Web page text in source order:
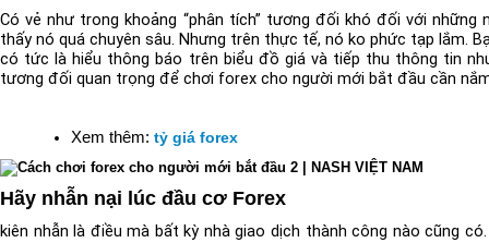
Có vẻ như trong khoảng “phân tích” tương đối khó đối với những
thấy nó quá chuyên sâu. Nhưng trên thực tế, nó ko phức tạp lắm.
có tức là hiểu thông báo trên biểu đồ giá và tiếp thu thông tin
tương đối quan trọng để chơi forex cho người mới bắt đầu cần
Xem thêm: tỷ giá forex
Hãy nhẫn nại lúc đầu cơ Forex
kiên nhẫn là điều mà bất kỳ nhà giao dịch thành công nào cũng